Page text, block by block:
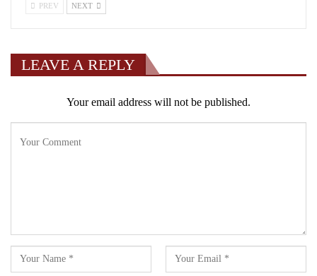
PREV NEXT
LEAVE A REPLY
Your email address will not be published.